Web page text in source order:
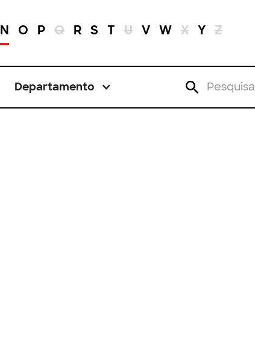
N O P Q R S T U V W X Y Z
Departamento